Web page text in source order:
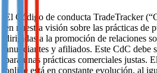
El Código de conducta TradeTracker
en nuestra visión sobre las prácticas de
dirigidas a la promoción de relaciones
anunciantes y afiliados. Este CdC debe
para unas prácticas comerciales justas.
online está en constante evolución, al